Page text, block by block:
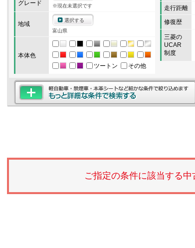
グレード
※現在未選択です
地域
選択する
富山県
本体色
ツートン
その他
走行距離
修復歴
三菱の
UCAR
制度
ご指定の条件に該当する